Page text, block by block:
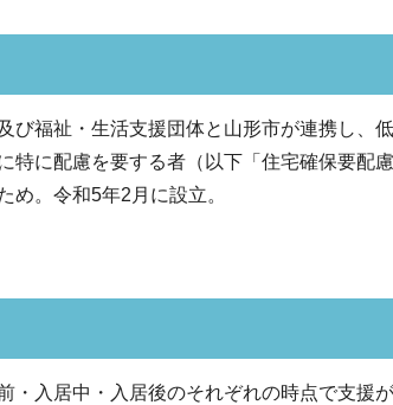
び福祉・生活支援団体と山形市が連携し、
特に配慮を要する者（以下「住宅確保要配
め。令和5年2月に設立。
・入居中・入居後のそれぞれの時点で支援